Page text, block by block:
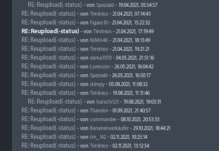
RE: Reupload(-status) - von Speziald - 19.04.2021, 05:54:57
RE: Reupload(-status) - von Timitrios - 21.04.2021, 07:14:43
RE: Reupload(-status) - von Figaro10 - 21.04.2021, 15:22:32
RE: Reupload(-status) - von Timitrios - 21.04.2021, 17:19:49
RE: Reupload(-status) - von NIMA4K - 21.04.2021, 18:13:49
RE: Reupload(-status) - von Timitrios - 21.04.2021, 19:21:21
RE: Reupload(-status) - von dama1970 - 04.05.2021, 21:51:16
RE: Reupload(-status) - von Lorenson - 26.05.2021, 16:04:42
RE: Reupload(-status) - von Speziald - 26.05.2021, 16:50:17
RE: Reupload(-status) - von stimpy - 05.08.2021, 11:08:32
RE: Reupload(-status) - von Timitrios - 19.08.2021, 11:11:46
RE: Reupload(-status) - von hatschi123 - 19.08.2021, 19:03:31
RE: Reupload(-status) - von Thandor- 01.09.2021, 21:40:57
RE: Reupload(-status) - von commander- 08.10.2021, 20:53:33
RE: Reupload(-status) - von Bananenverkäufer- 29.10.2021, 18:44:21
RE: Reupload(-status) - von tm_142 - 02.11.2021, 10:25:14
RE: Reupload(-status) - von Timitrios - 02.11.2021, 13:12:54